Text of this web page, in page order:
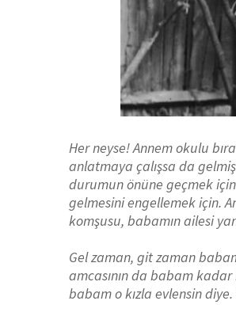
Her neyse! Annem okulu
anlatmaya çalışsa da
durumun önüne geçmek
gelmesini engellemek için.
komşusu, babamın ailesi
Gel zaman, git zaman
amcasının da babam kadar
babam o kızla evlensin